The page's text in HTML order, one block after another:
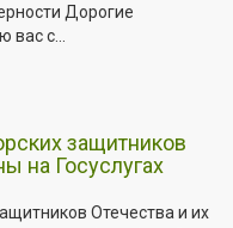
Дорогие
с...
защитников
на Госуслугах
Отечества и их